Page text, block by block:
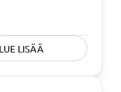
LUE LISÄÄ